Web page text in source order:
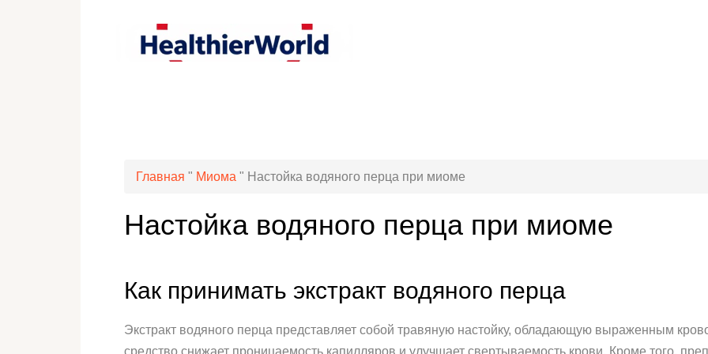
Главная " Миома " Настойка водяного перца при миоме
Настойка водяного перца при миоме
Как принимать экстракт водяного перца
Экстракт водяного перца представляет собой травяную настойку, обладающую выраженным
средство снижает проницаемость капилляров и улучшает свертываемость крови. Кроме того,